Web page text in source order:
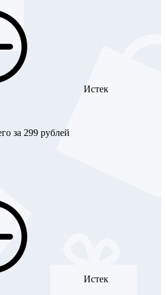
Истек
за 299 рублей
Истек